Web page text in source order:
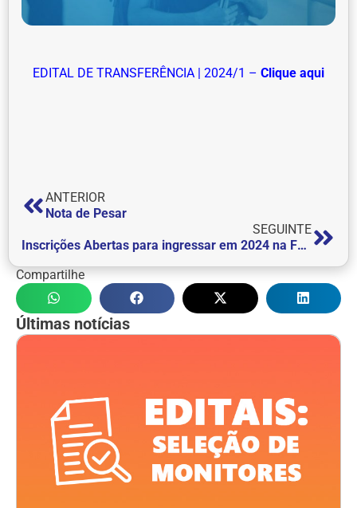
EDITAL DE TRANSFERÊNCIA | 2024/1 – Clique aqui
ANTERIOR
Nota de Pesar
SEGUINTE
Inscrições Abertas para ingressar em 2024 na FEPI | Processo Seletivo.
Compartilhe
Últimas notícias